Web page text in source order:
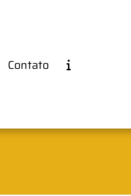
Contato